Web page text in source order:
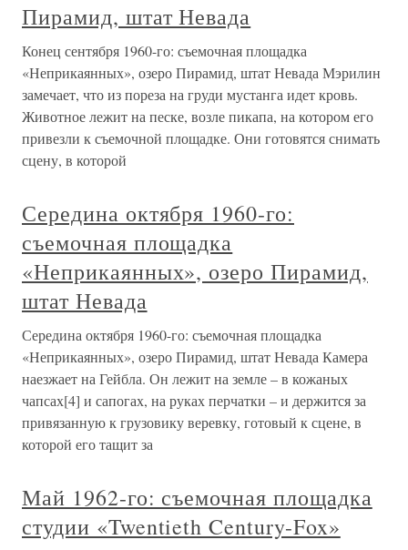
Пирамид, штат Невада
Конец сентября 1960-го: съемочная площадка
«Неприкаянных», озеро Пирамид, штат Невада Мэрилин
замечает, что из пореза на груди мустанга идет кровь.
Животное лежит на песке, возле пикапа, на котором его
привезли к съемочной площадке. Они готовятся снимать
сцену, в которой
Середина октября 1960-го:
съемочная площадка
«Неприкаянных», озеро Пирамид,
штат Невада
Середина октября 1960-го: съемочная площадка
«Неприкаянных», озеро Пирамид, штат Невада Камера
наезжает на Гейбла. Он лежит на земле – в кожаных
чапсах[4] и сапогах, на руках перчатки – и держится за
привязанную к грузовику веревку, готовый к сцене, в
которой его тащит за
Май 1962-го: съемочная площадка
студии «Twentieth Century-Fox»